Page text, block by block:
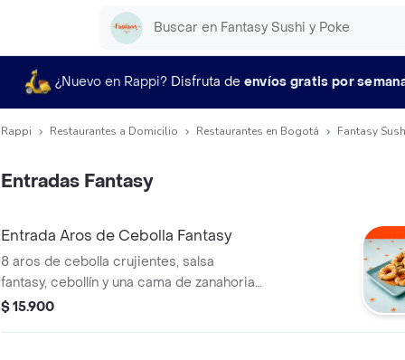
¿Nuevo en Rappi? Disfruta de envíos gratis por
Rappi Restaurantes a Domicilio Restaurantes en Bogotá Fantasy
Entradas Fantasy
Entrada Aros de Cebolla Fantasy
8 aros de cebolla crujientes, salsa
fantasy, cebollín y una cama de zanahoria
en espiral con salsa Fantasy
$ 15.900